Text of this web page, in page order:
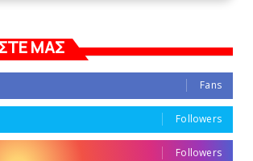
ΜΑΣ
Fans
Followers
Followers